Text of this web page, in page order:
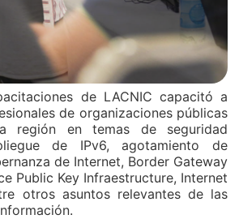
de LACNIC capacitó a
de organizaciones públicas
región en temas de seguridad
de IPv6, agotamiento de
de Internet, Border Gateway
Public Key Infraestructure, Internet
otros asuntos relevantes de las